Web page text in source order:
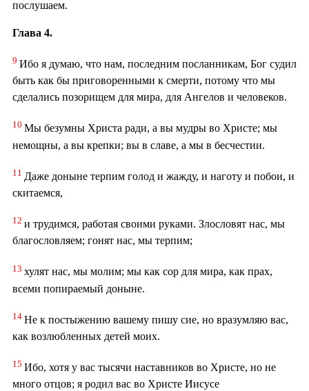
послушаем.
Глава 4.
9 Ибо я думаю, что нам, последним посланникам, Бог судил
быть как бы приговоренными к смерти, потому что мы
сделались позорищем для мира, для Ангелов и человеков.
10 Мы безумны Христа ради, а вы мудры во Христе; мы
немощны, а вы крепки; вы в славе, а мы в бесчестии.
11 Даже доныне терпим голод и жажду, и наготу и побои, и
скитаемся,
12 и трудимся, работая своими руками. Злословят нас, мы
благословляем; гонят нас, мы терпим;
13 хулят нас, мы молим; мы как сор для мира, как прах,
всеми попираемый доныне.
14 Не к постыжению вашему пишу сие, но вразумляю вас,
как возлюбленных детей моих.
15 Ибо, хотя у вас тысячи наставников во Христе, но не
много отцов; я родил вас во Христе Иисусе